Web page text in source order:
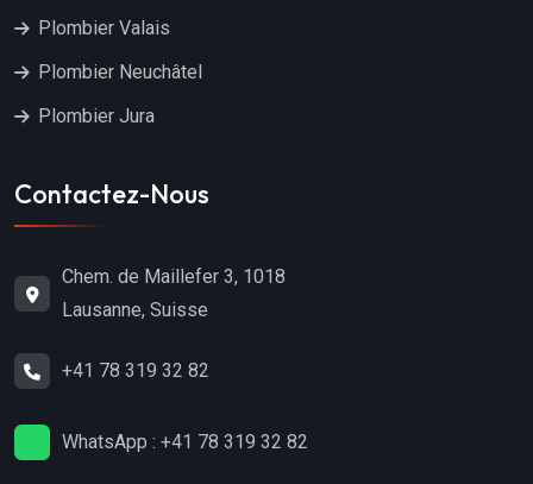
Plombier Valais
Plombier Neuchâtel
Plombier Jura
Contactez-Nous
Chem. de Maillefer 3, 1018
Lausanne, Suisse
+41 78 319 32 82
WhatsApp : +41 78 319 32 82